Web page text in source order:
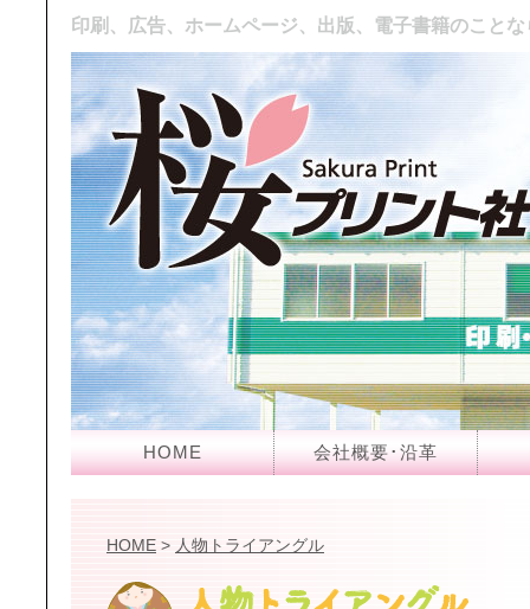
印刷、広告、ホームページ、出版、電子書籍のこと
HOME 会社概要･沿革
HOME > 人物トライアングル